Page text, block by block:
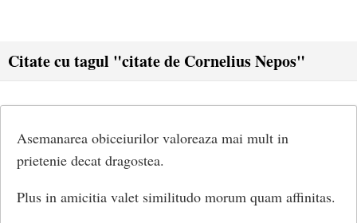
Citate cu tagul "citate de Cornelius Nepos"
Asemanarea obiceiurilor valoreaza mai mult in
prietenie decat dragostea.
Plus in amicitia valet similitudo morum quam affinitas.